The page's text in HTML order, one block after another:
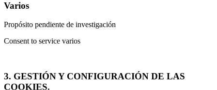
Varios
Propósito pendiente de investigación
Consent to service varios
3. GESTIÓN Y CONFIGURACIÓN DE LAS
COOKIES.